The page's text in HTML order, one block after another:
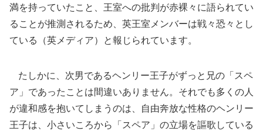
満を持っていたこと、王室への批判が赤裸々に語られてい
ることが推測されるため、英王室メンバーは戦々恐々とし
ている（英メディア）と報じられています。
たしかに、次男であるヘンリー王子がずっと兄の「スペ
ア」であったことは間違いありません。それでも多くの人
が違和感を抱いてしまうのは、自由奔放な性格のヘンリー
王子は、小さいころから「スペア」の立場を謳歌している